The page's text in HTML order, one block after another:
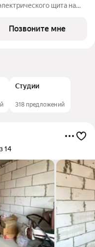
щита на
электрическая
Позвоните мне
Студии
318 предложений
14